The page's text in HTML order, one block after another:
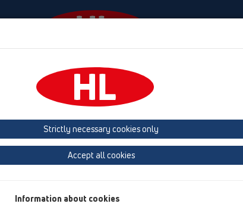
Company HL-House
Përmbledhja e artikullit
06 aparate për larje
Pjesë shtesë
Strictly necessary cookies only
Accept all cookies
Information about cookies